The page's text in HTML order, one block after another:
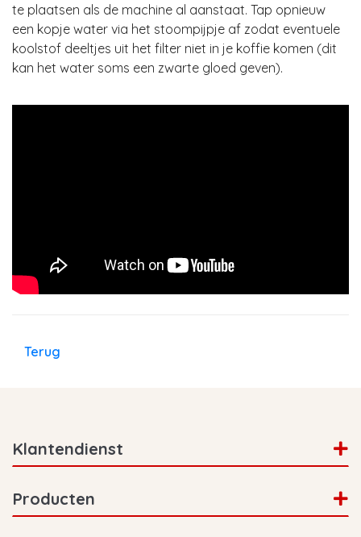
te plaatsen als de machine al aanstaat. Tap opnieuw
een kopje water via het stoompijpje af zodat eventuele
koolstof deeltjes uit het filter niet in je koffie komen (dit
kan het water soms een zwarte gloed geven).
Terug
Klantendienst
Producten